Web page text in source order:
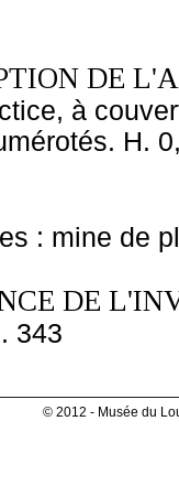
DE
à
H.
: mine de
DE
343
© 2012 - Musée du